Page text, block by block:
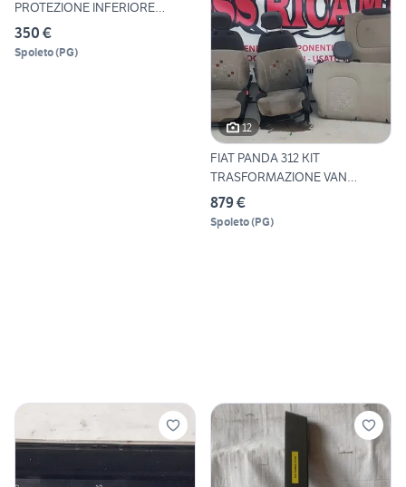
PROTEZIONE INFERIORE
MOTORE
350 €
Spoleto(PG)
12
FIAT PANDA 312 KIT
TRASFORMAZIONE VAN
AUTOVETTURA
879 €
Spoleto(PG)